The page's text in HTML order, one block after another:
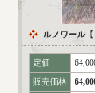
ルノワール
定価
販売価格